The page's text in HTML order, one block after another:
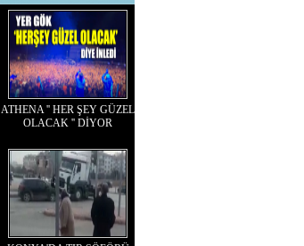
ATHENA '' HER ŞEY GÜZEL
OLACAK '' DİYOR